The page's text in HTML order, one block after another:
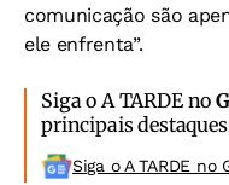
comunicação são
ele enfrenta”.
Siga o A TARDE no
principais
Siga o A TARDE no